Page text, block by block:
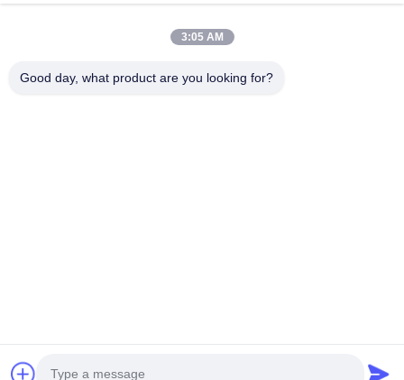
4K het Systeem van de endoscoopcamera
Het volledige HD-Systeem van de Endoscoopcamera
All in One Medische Endoscopiecamera
Snel contact
China Goede kwaliteit Draagbare endoscoopcamera Auteursrecht © 2024-
3:05 AM
Good day, what product are you looking for?